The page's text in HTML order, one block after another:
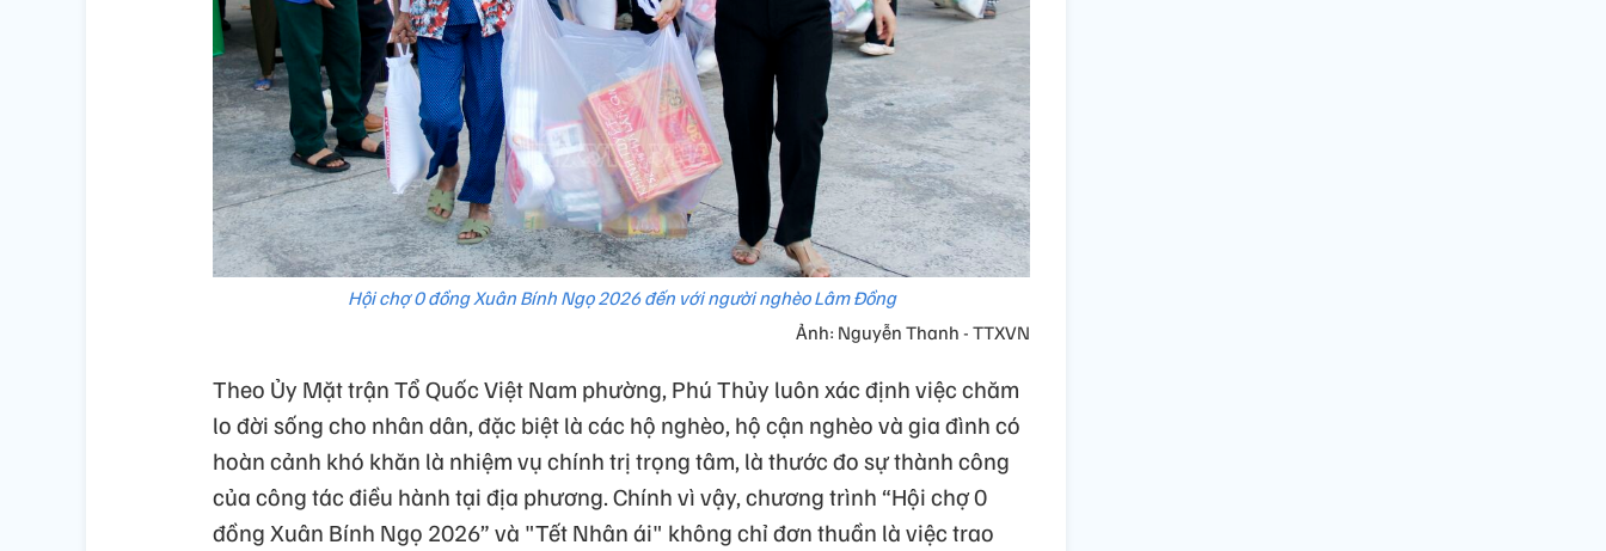
Hội chợ 0 đồng Xuân Bính Ngọ 2026 đến với người nghèo Lâm Đồng
Ảnh: Nguyễn Thanh - TTXVN
Theo Ủy Mặt trận Tổ Quốc Việt Nam phường, Phú Thủy luôn xác định việc chăm
lo đời sống cho nhân dân, đặc biệt là các hộ nghèo, hộ cận nghèo và gia đình có
hoàn cảnh khó khăn là nhiệm vụ chính trị trọng tâm, là thước đo sự thành công
của công tác điều hành tại địa phương. Chính vì vậy, chương trình “Hội chợ 0
đồng Xuân Bính Ngọ 2026” và "Tết Nhân ái" không chỉ đơn thuần là việc trao